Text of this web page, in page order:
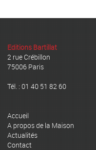
Editions Bartillat
2 rue Crébillon
75006 Paris
Tél. : 01 40 51 82 60
Accueil
A propos de la Maison
Actualités
Contact